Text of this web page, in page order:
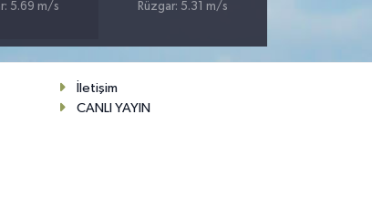
5.69 m/s
Rüzgar: 5.31 m/s
İletişim
CANLI YAYIN